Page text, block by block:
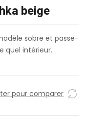
beige
sobre et passe-
quel intérieur.
pour comparer